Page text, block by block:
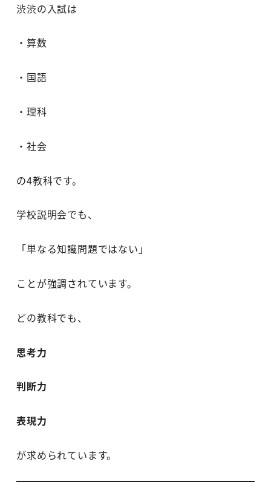
渋渋の入試は
・算数
・国語
・理科
・社会
の4教科です。
学校説明会でも、
「単なる知識問題ではない」
ことが強調されています。
どの教科でも、
思考力
判断力
表現力
が求められています。